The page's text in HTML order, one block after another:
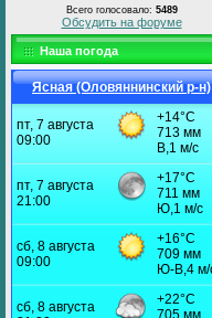
Всего голосовало: 5489
Обсудить на форуме
Наша погода
Ясная (Оловяннинский р-н)